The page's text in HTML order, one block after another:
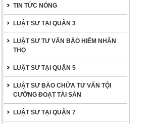
TIN TỨC NÓNG
LUẬT SƯ TẠI QUẬN 3
LUẬT SƯ TƯ VẤN BẢO HIỂM NHÂN
THỌ
LUẬT SƯ TẠI QUẬN 5
LUẬT SƯ BÀO CHỮA TƯ VẤN TỘI
CƯỠNG ĐOẠT TÀI SẢN
LUẬT SƯ TẠI QUẬN 7